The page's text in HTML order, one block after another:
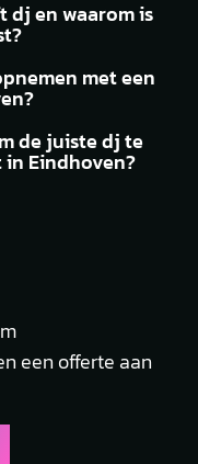
dj en waarom is
met een
de juiste dj te
Eindhoven?
een offerte aan